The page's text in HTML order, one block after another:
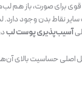
قوی برای صورت، باز
نقاط بدن وجود
آسیب‌پذیری پوست لب
اصلی حساسیت بالای